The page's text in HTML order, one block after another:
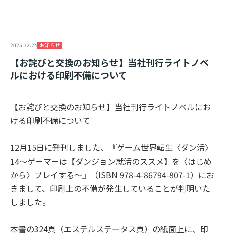
2025.12.24 お知らせ
【お詫びと交換のお知らせ】当社刊行ライトノベ
ルにおける印刷不備について
【お詫びと交換のお知らせ】当社刊行ライトノベルにお
ける印刷不備について
12月15日に発刊しました、『ゲーム世界転生〈ダン活〉
14～ゲーマーは【ダンジョン就活のススメ】を〈はじめ
から〉プレイする～』（ISBN 978-4-86794-807-1）にお
きまして、印刷上の不備が発生していることが判明いた
しました。
本書の324頁（エステルステータス頁）の紙面上に、印